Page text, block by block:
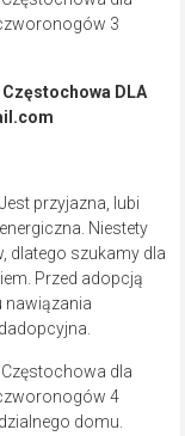
DLA
przyjazna, lubi
Niestety
dlatego szukamy dla
Przed adopcją
nawiązania
domu.